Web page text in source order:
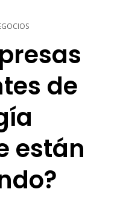
de
están